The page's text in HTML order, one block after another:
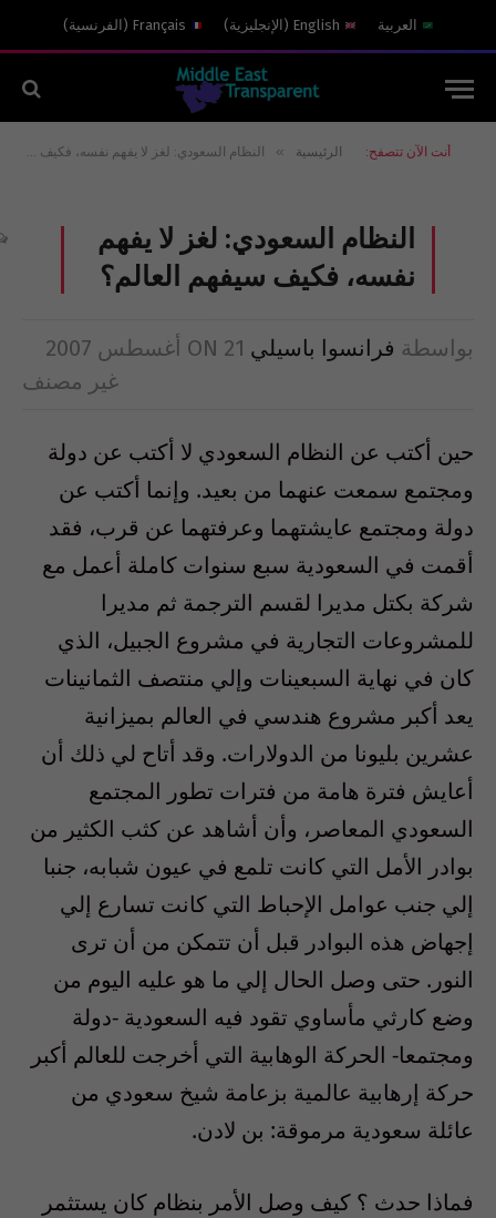
العربية English
( الإنجليزية)
Français
( الفرنسية)
أنت الآن تتصفح: الرئيسية » النظام السعودي: لغز لا يفهم نفسه، فكيف سيفهم العالم؟
النظام السعودي: لغز لا يفهم
نفسه، فكيف سيفهم العالم؟
بواسطة فرانسوا باسيلي ON 21 أغسطس 2007
غير مصنف
حين أكتب عن النظام السعودي لا أكتب عن دولة
ومجتمع سمعت عنهما من بعيد. وإنما أكتب عن
دولة ومجتمع عايشتهما وعرفتهما عن قرب، فقد
أقمت في السعودية سبع سنوات كاملة أعمل مع
شركة بكتل مديرا لقسم الترجمة ثم مديرا
للمشروعات التجارية في مشروع الجبيل، الذي
كان في نهاية السبعينات وإلي منتصف الثمانينات
يعد أكبر مشروع هندسي في العالم بميزانية
عشرين بليونا من الدولارات. وقد أتاح لي ذلك أن
أعايش فترة هامة من فترات تطور المجتمع
السعودي المعاصر، وأن أشاهد عن كثب الكثير من
بوادر الأمل التي كانت تلمع في عيون شبابه، جنبا
إلي جنب عوامل الإحباط التي كانت تسارع إلي
إجهاض هذه البوادر قبل أن تتمكن من أن ترى
النور. حتى وصل الحال إلي ما هو عليه اليوم من
وضع كارثي مأساوي تقود فيه السعودية -دولة
ومجتمعا- الحركة الوهابية التي أخرجت للعالم أكبر
حركة إرهابية عالمية بزعامة شيخ سعودي من
عائلة سعودية مرموقة: بن لادن.
فماذا حدث ؟ كيف وصل الأمر بنظام كان يستثمر